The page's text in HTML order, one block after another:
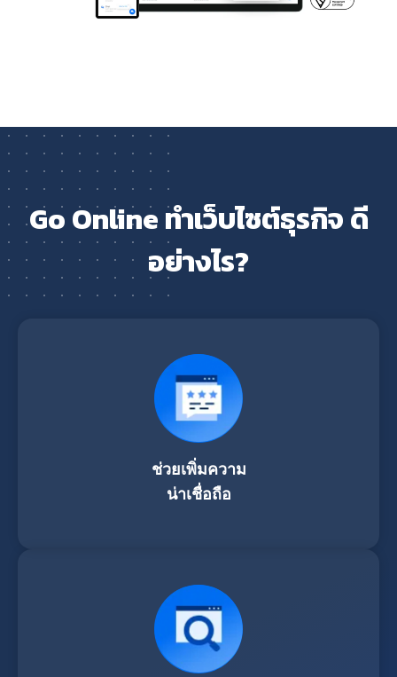
Go Online ทำเว็บไซต์ธุรกิจ ดี
อย่างไร?
ช่วยเพิ่มความ
น่าเชื่อถือ